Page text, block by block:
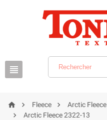

  Fleece  Arctic Fleece
 Arctic Fleece 2322-13